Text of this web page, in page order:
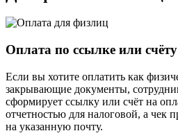
Оплата по ссылке или счёту
Если вы хотите оплатить как
закрывающие документы,
сформирует ссылку или счёт на
отчетностью для налоговой, а чек
на указанную почту.